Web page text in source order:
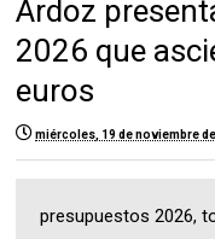
Ardoz
2026 que
euros
miércoles, 19 de noviembre
presupuestos 2026,